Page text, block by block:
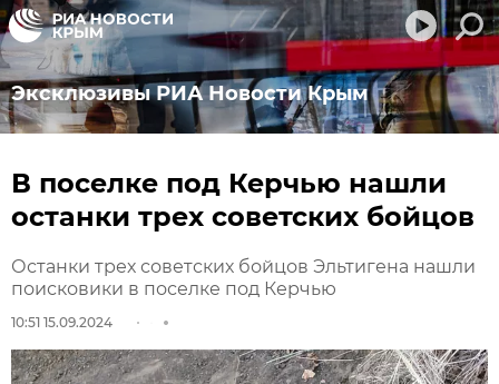
Эксклюзивы РИА Новости Крым
В поселке под Керчью нашли
останки трех советских бойцов
Останки трех советских бойцов Эльтигена нашли
поисковики в поселке под Керчью
10:51 15.09.2024